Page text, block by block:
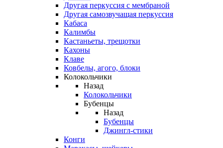
Другая перкуссия с мембраной
Другая самозвучащая перкуссия
Кабаса
Калимбы
Кастаньеты, трещотки
Кахоны
Клаве
Ковбелы, агого, блоки
Колокольчики
Назад
Колокольчики
Бубенцы
Назад
Бубенцы
Джингл-стики
Конги